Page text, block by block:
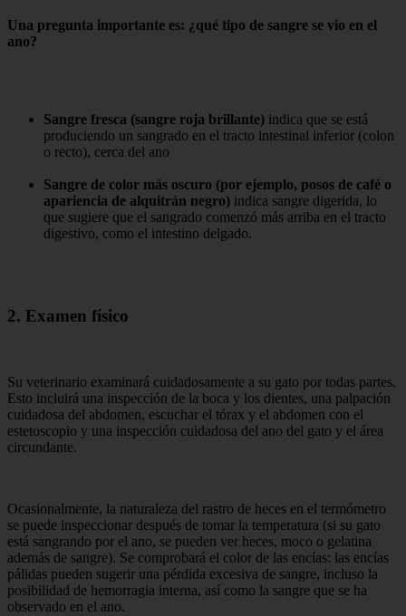
Una pregunta importante es: ¿qué tipo de sangre se vio en el
ano?
Sangre fresca (sangre roja brillante) indica que se está
produciendo un sangrado en el tracto intestinal inferior (colon
o recto), cerca del ano
Sangre de color más oscuro (por ejemplo, posos de café o
apariencia de alquitrán negro) indica sangre digerida, lo
que sugiere que el sangrado comenzó más arriba en el tracto
digestivo, como el intestino delgado.
2. Examen físico
Su veterinario examinará cuidadosamente a su gato por todas partes.
Esto incluirá una inspección de la boca y los dientes, una palpación
cuidadosa del abdomen, escuchar el tórax y el abdomen con el
estetoscopio y una inspección cuidadosa del ano del gato y el área
circundante.
Ocasionalmente, la naturaleza del rastro de heces en el termómetro
se puede inspeccionar después de tomar la temperatura (si su gato
está sangrando por el ano, se pueden ver heces, moco o gelatina
además de sangre). Se comprobará el color de las encías: las encías
pálidas pueden sugerir una pérdida excesiva de sangre, incluso la
posibilidad de hemorragia interna, así como la sangre que se ha
observado en el ano.